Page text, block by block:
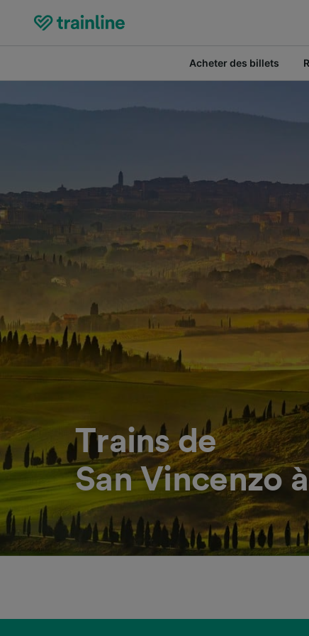
Acheter des billets
Trains de
San Vincenzo